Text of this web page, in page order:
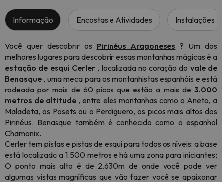
Informação Encostas e Atividades Instalações
Você quer descobrir os Pirinéus Aragoneses ? Um dos
melhores lugares para descobrir essas montanhas mágicas é a
estação de esqui Cerler, localizada no coração do vale de
Benasque , uma meca para os montanhistas espanhóis e está
rodeada por mais de 60 picos que estão a mais de 3.000
metros de altitude , entre eles montanhas como o Aneto, a
Maladeta, os Posets ou o Perdiguero, os picos mais altos dos
Pirinéus. Benasque também é conhecido como o espanhol
Chamonix.
Cerler tem pistas e pistas de esqui para todos os níveis: a base
está localizada a 1.500 metros e há uma zona para iniciantes;
O ponto mais alto é de 2.630m de onde você pode ver
algumas vistas magníficas que vão fazer você se apaixonar